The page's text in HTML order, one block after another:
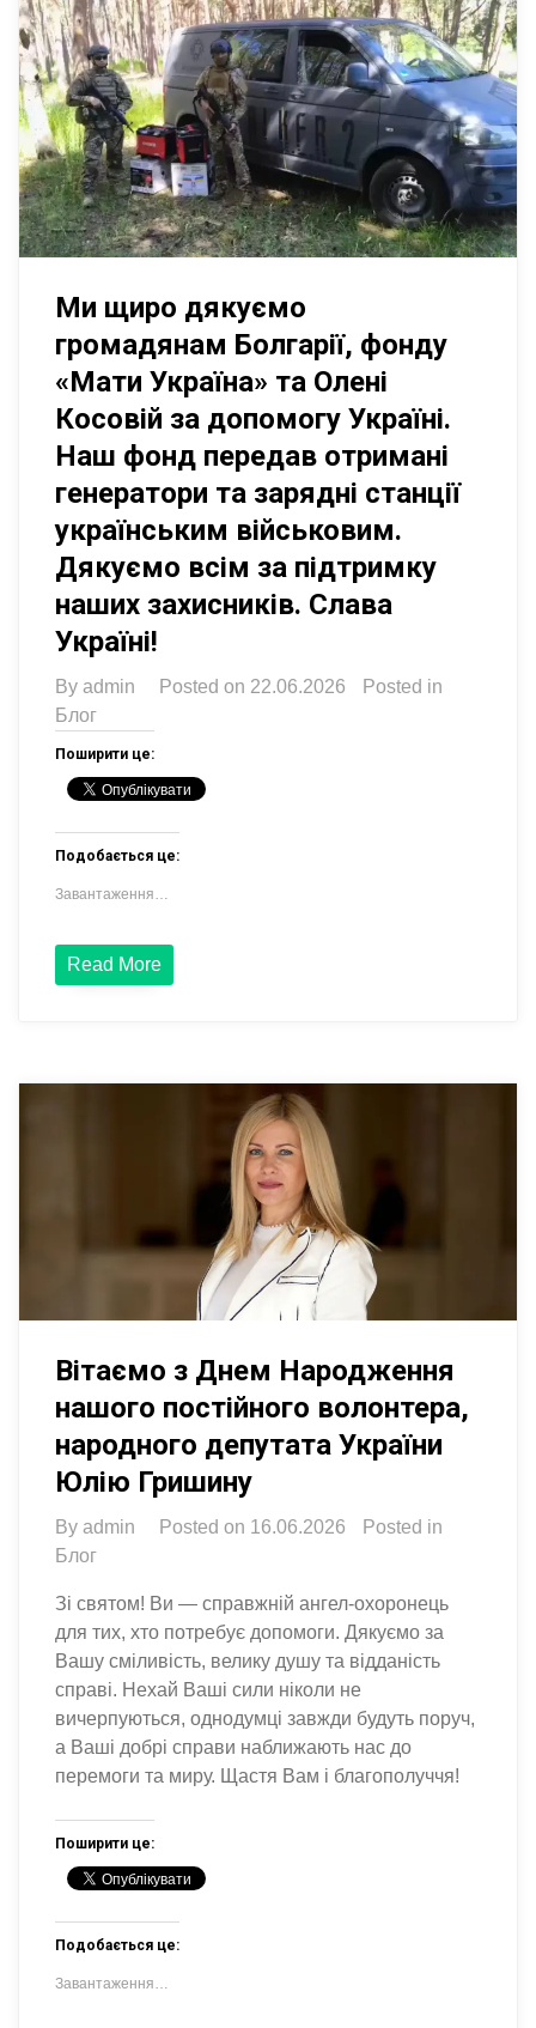
Ми щиро дякуємо
громадянам Болгарії, фонду
«Мати Україна» та Олені
Косовій за допомогу Україні.
Наш фонд передав отримані
генератори та зарядні станції
українським військовим.
Дякуємо всім за підтримку
наших захисників. Слава
Україні!
By admin Posted on 22.06.2026
Posted in
Блог
Поширити це:
Подобається це:
Завантаження…
Read More
Вітаємо з Днем Народження
нашого постійного волонтера,
народного депутата України
Юлію Гришину
By admin Posted on 16.06.2026
Posted in
Блог
Зі святом! Ви — справжній ангел-охоронець
для тих, хто потребує допомоги. Дякуємо за
Вашу сміливість, велику душу та відданість
справі. Нехай Ваші сили ніколи не
вичерпуються, однодумці завжди будуть поруч,
а Ваші добрі справи наближають нас до
перемоги та миру. Щастя Вам і благополуччя!
Поширити це:
Подобається це:
Завантаження…